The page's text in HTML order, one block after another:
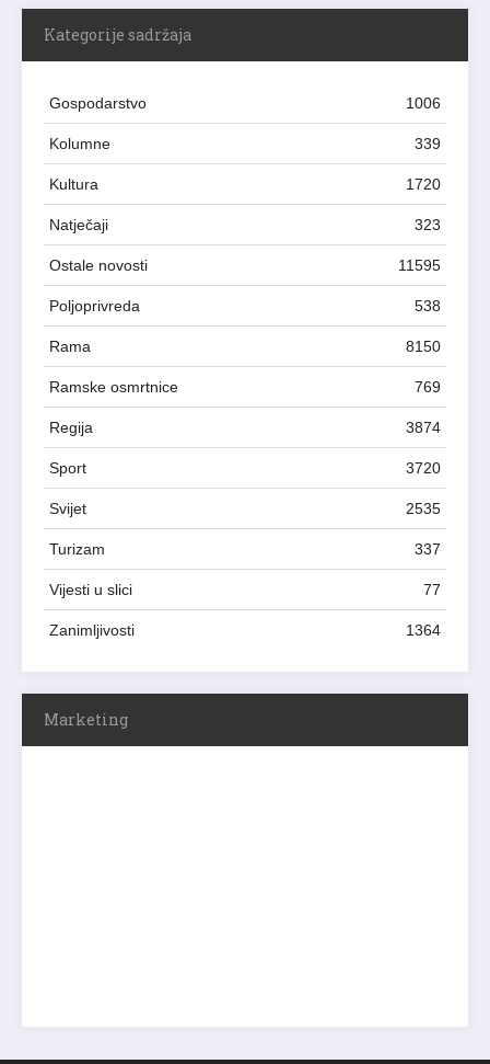
Kategorije sadržaja
Gospodarstvo 1006
Kolumne 339
Kultura 1720
Natječaji 323
Ostale novosti 11595
Poljoprivreda 538
Rama 8150
Ramske osmrtnice 769
Regija 3874
Sport 3720
Svijet 2535
Turizam 337
Vijesti u slici 77
Zanimljivosti 1364
Marketing